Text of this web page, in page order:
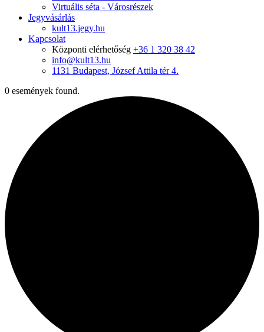
Virtuális séta - Városrészek
Jegyvásárlás
kult13.jegy.hu
Kapcsolat
Központi elérhetőség +36 1 320 38 42
info@kult13.hu
1131 Budapest, József Attila tér 4.
0 események found.